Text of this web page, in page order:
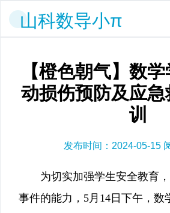
山科数导小π
【橙色朝气】数
动损伤预防及应
训
发布时间：2024-05-15
为切实加强学生安全教育
事件的能力，5月14日下午，数